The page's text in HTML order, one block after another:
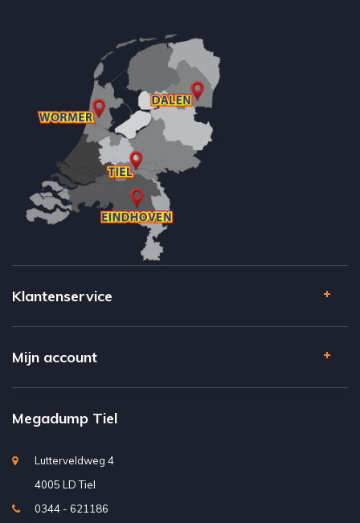
Klantenservice
Mijn account
Megadump Tiel
Lutterveldweg 4
4005 LD Tiel
0344 - 621186